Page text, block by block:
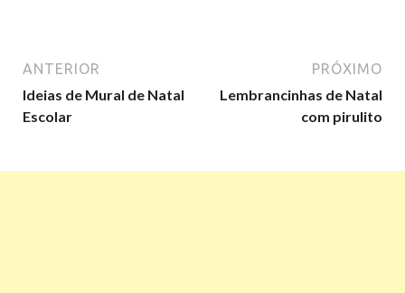
ANTERIOR
Ideias de Mural de Natal
Escolar
PRÓXIMO
Lembrancinhas de Natal
com pirulito